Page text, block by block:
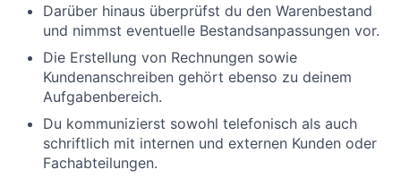
Darüber hinaus überprüfst du den Warenbestand
und nimmst eventuelle Bestandsanpassungen vor.
Die Erstellung von Rechnungen sowie
Kundenanschreiben gehört ebenso zu deinem
Aufgabenbereich.
Du kommunizierst sowohl telefonisch als auch
schriftlich mit internen und externen Kunden oder
Fachabteilungen.